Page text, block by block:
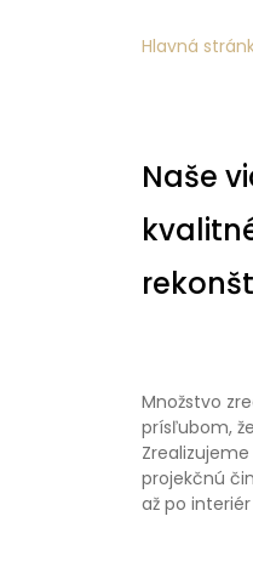
Hlavná
Naše
Množstvo
prísľubom,
projekčnú
až po